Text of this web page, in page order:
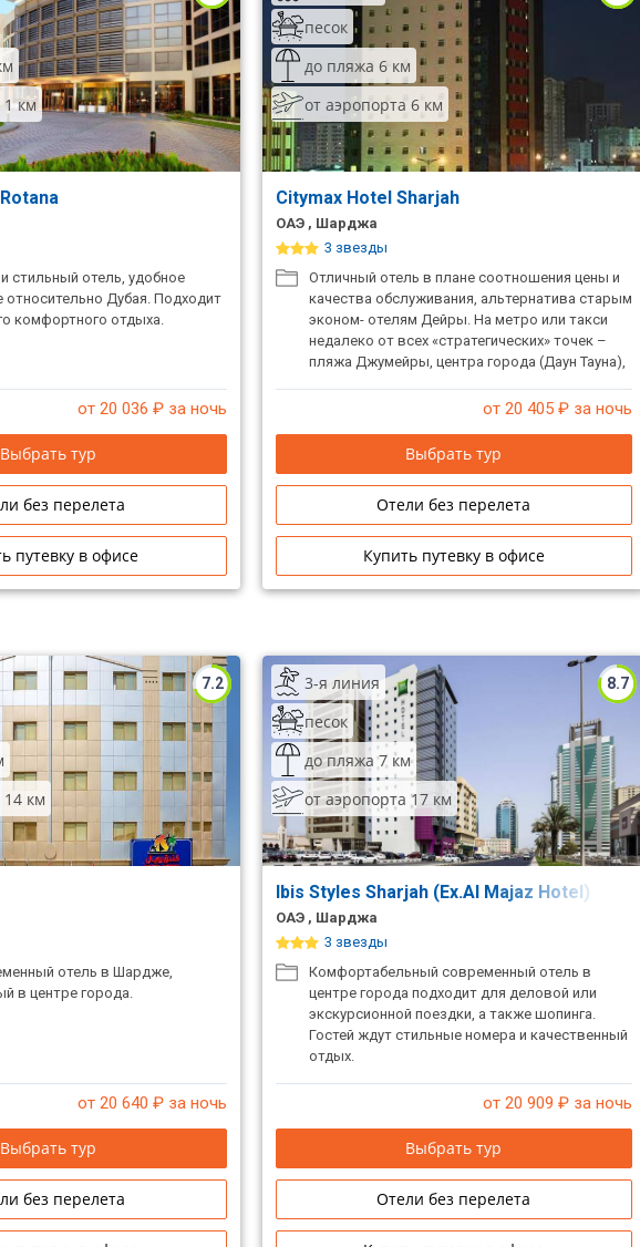
1 км
стильный отель, удобное
относительно Дубая. Подходит
комфортного отдыха.
от 20 036 ₽ за ночь
Выбрать тур
без перелета
путевку в офисе
песок
до пляжа 6 км
от аэропорта 6 км
Citymax Hotel Sharjah
ОАЭ , Шарджа
3 звезды
Отличный отель в плане соотношения цены и
качества обслуживания, альтернатива старым
эконом- отелям Дейры. На метро или такси
недалеко от всех «стратегических» точек –
пляжа Джумейры, центра города (Даун Тауна),
от 20 405₽ за ночь
Выбрать тур
Отели без перелета
Купить путевку в офисе
7.2
14 км
отель в Шардже,
в центре города.
от 20 640 ₽ за ночь
Выбрать тур
без перелета
8.7
3-я линия
песок
до пляжа 7 км
от аэропорта 17 км
Ibis Styles Sharjah (Ex.Al Majaz Hotel)
ОАЭ , Шарджа
3 звезды
Комфортабельный современный отель в
центре города подходит для деловой или
экскурсионной поездки, а также шопинга.
Гостей ждут стильные номера и качественный
отдых.
от 20 909 ₽ за ночь
Выбрать тур
Отели без перелета